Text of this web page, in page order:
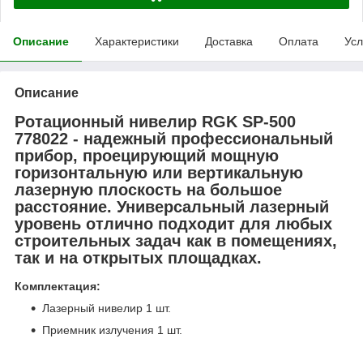
Описание Характеристики Доставка Оплата
Описание
Ротационный нивелир RGK SP-500
778022 - надежный профессиональный
прибор, проецирующий мощную
горизонтальную или вертикальную
лазерную плоскость на большое
расстояние. Универсальный лазерный
уровень отлично подходит для любых
строительных задач как в помещениях,
так и на открытых площадках.
Комплектация:
Лазерный нивелир 1 шт.
Приемник излучения 1 шт.